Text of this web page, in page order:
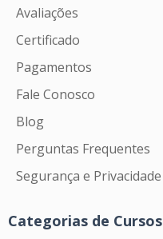
Avaliações
Certificado
Pagamentos
Fale Conosco
Blog
Perguntas Frequentes
Segurança e Privacidade
Categorias de Cursos